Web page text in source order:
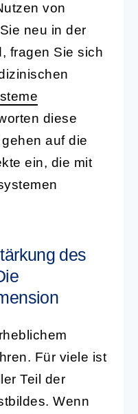
von
neu in der
fragen Sie sich
diese
auf die
ein, die mit
des
Für viele ist
Teil der
Wenn